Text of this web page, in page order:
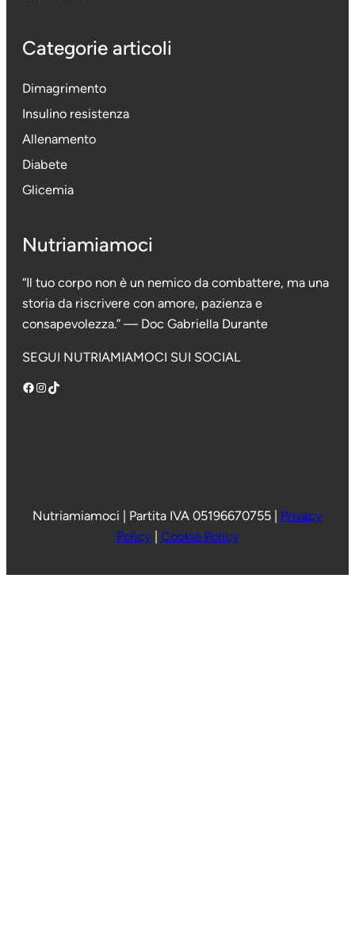
Categorie articoli
Dimagrimento
Insulino resistenza
Allenamento
Diabete
Glicemia
Nutriamiamoci
“Il tuo corpo non è un nemico da combattere, ma una
storia da riscrivere con amore, pazienza e
consapevolezza.” — Doc Gabriella Durante
SEGUI NUTRIAMIAMOCI SUI SOCIAL
Facebook InstagramTikTok
Nutriamiamoci Partita IVA 05196670755 | Privacy
Policy| Cookie Policy